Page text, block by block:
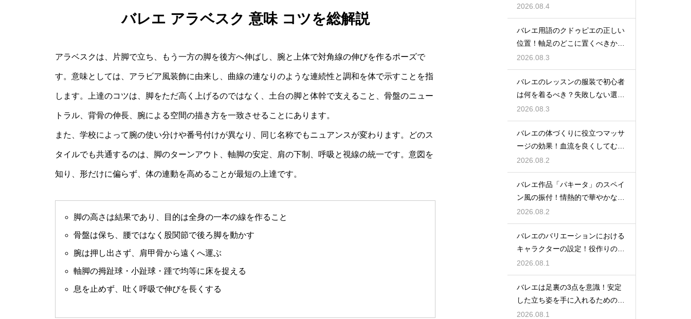
バレエ アラベスク 意味 コツを総解説
アラベスクは、片脚で立ち、もう一方の脚を後方へ伸ばし、腕と上体で対角線の伸びを作るポーズで
す。意味としては、アラビア風装飾に由来し、曲線の連なりのような連続性と調和を体で示すことを指
します。上達のコツは、脚をただ高く上げるのではなく、土台の脚と体幹で支えること、骨盤のニュー
トラル、背骨の伸長、腕による空間の描き方を一致させることにあります。
また、学校によって腕の使い分けや番号付けが異なり、同じ名称でもニュアンスが変わります。どのス
タイルでも共通するのは、脚のターンアウト、軸脚の安定、肩の下制、呼吸と視線の統一です。意図を
知り、形だけに偏らず、体の連動を高めることが最短の上達です。
脚の高さは結果であり、目的は全身の一本の線を作ること
骨盤は保ち、腰ではなく股関節で後ろ脚を動かす
腕は押し出さず、肩甲骨から遠くへ運ぶ
軸脚の拇趾球・小趾球・踵で均等に床を捉える
息を止めず、吐く呼吸で伸びを長くする
に
2026.08.4
バレエ用語のクドゥピエの正しい
位置！軸足のどこに置くべきかを
徹底解説
2026.08.3
バレエのレッスンの服装で初心者
は何を着るべき？失敗しない選び
方
2026.08.3
バレエの体づくりに役立つマッサ
ージの効果！血流を良くしてむく
みスッキリ
2026.08.2
バレエ作品「パキータ」のスペイ
ン風の振付！情熱的で華やかな舞
台の魅力
2026.08.2
バレエのバリエーションにおける
キャラクターの設定！役作りの重
要性
2026.08.1
バレエは足裏の3点を意識！安定
した立ち姿を手に入れるための秘
訣
2026.08.1